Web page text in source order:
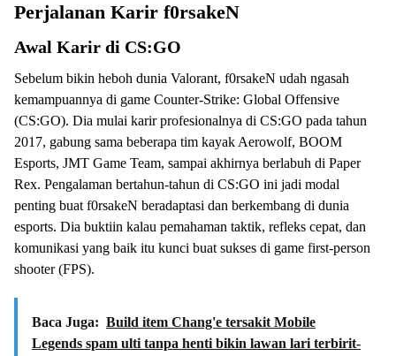
Perjalanan Karir f0rsakeN
Awal Karir di CS:GO
Sebelum bikin heboh dunia Valorant, f0rsakeN udah ngasah
kemampuannya di game Counter-Strike: Global Offensive
(CS:GO). Dia mulai karir profesionalnya di CS:GO pada tahun
2017, gabung sama beberapa tim kayak Aerowolf, BOOM
Esports, JMT Game Team, sampai akhirnya berlabuh di Paper
Rex. Pengalaman bertahun-tahun di CS:GO ini jadi modal
penting buat f0rsakeN beradaptasi dan berkembang di dunia
esports. Dia buktiin kalau pemahaman taktik, refleks cepat, dan
komunikasi yang baik itu kunci buat sukses di game first-person
shooter (FPS).
Baca Juga: Build item Chang'e tersakit Mobile
Legends spam ulti tanpa henti bikin lawan lari terbirit-